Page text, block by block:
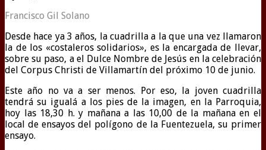
Francisco Gil Solano
Desde hace ya 3 años, la cuadrilla a la que una vez llamaron
la de los «costaleros solidarios», es la encargada de llevar,
sobre su paso, a el Dulce Nombre de Jesús en la celebración
del Corpus Christi de Villamartín del próximo 10 de junio.
Este año no va a ser menos. Por eso, la joven cuadrilla
tendrá su igualá a los pies de la imagen, en la Parroquia,
hoy las 18,30 h. y mañana a las 10,00 de la mañana en el
local de ensayos del polígono de la Fuentezuela, su primer
ensayo.